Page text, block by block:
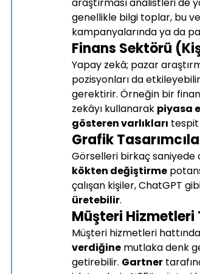
genellikle bilgi toplar, bu
kampanyalarında ya da
Finans Sektörü
Yapay zekâ; pazar
pozisyonları da
gerektirir. Örneğin bir
zekâyı kullanarak piyasa
gösteren varlıkları tespit
Grafik
Görselleri birkaç saniyede
kökten değiştirme
çalışan kişiler, ChatGPT
üretebilir.
Müşteri Hizmetleri
Müşteri hizmetleri
verdiğine mutlaka denk
getirebilir. Gartner